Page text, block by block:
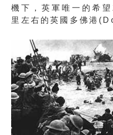
機下，英軍唯一的希
里左右的英國多佛港